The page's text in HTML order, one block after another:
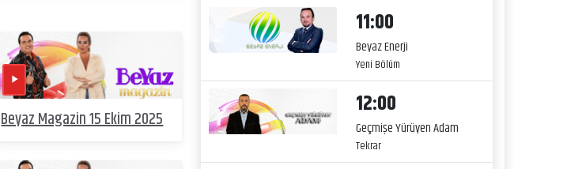
Beyaz Magazin 15 Ekim 2025
11:00
Beyaz Enerji
Yeni Bölüm
12:00
Geçmişe Yürüyen Adam
Tekrar